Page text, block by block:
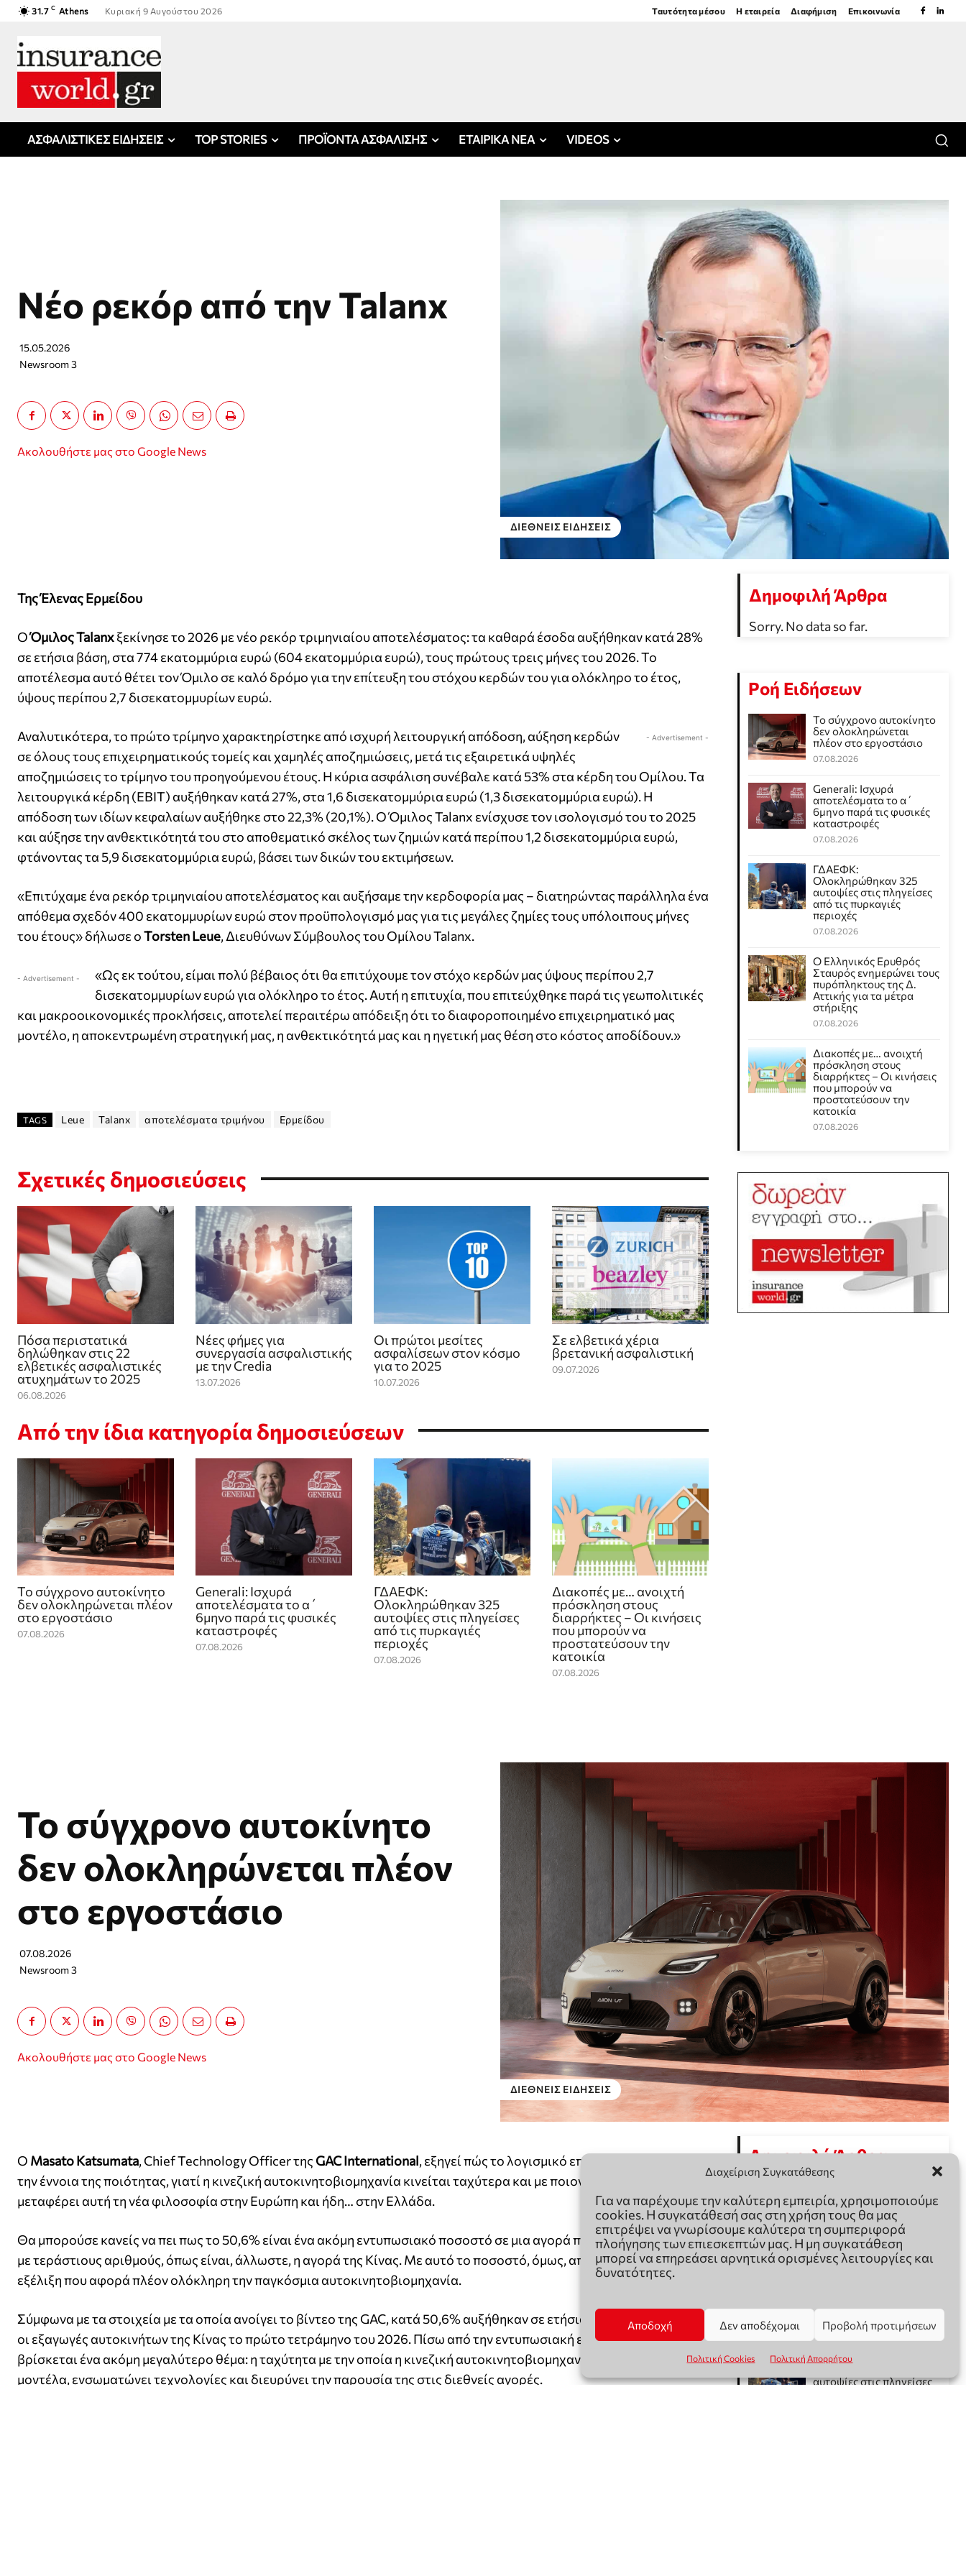
Διαχείριση Συγκατάθεσης
Για να παρέχουμε την καλύτερη εμπειρία, χρησιμοποιούμε
cookies. Η συγκατάθεσή σας στη χρήση τους θα μας
επιτρέψει να γνωρίσουμε καλύτερα τη συμπεριφορά
πλοήγησης των επιεσκεπτών μας. Η μη συγκατάθεση
μπορεί να επηρεάσει αρνητικά ορισμένες λειτουργίες και
δυνατότητες.
Αποδοχή Δεν αποδέχομαι Προβολή προτιμήσεων
Πολιτική Cookies Πολιτική Απορρήτου
31.7 C Athens Κυριακή 9 Αυγούστου 2026 Ταυτότητα μέσου Η εταιρεία Διαφήμιση Επικοινωνία
ΑΣΦΑΛΙΣΤΙΚΕΣ ΕΙΔΗΣΕΙΣ TOP STORIES ΠΡΟΪΟΝΤΑ ΑΣΦΑΛΙΣΗΣ ΕΤΑΙΡΙΚΑ ΝΕΑ VIDEOS
Νέο ρεκόρ από την Talanx
15.05.2026
Newsroom 3
Ακολουθήστε μας στο Google News
ΔΙΕΘΝΕΊΣ ΕΙΔΉΣΕΙΣ
Της Έλενας Ερμείδου
ΟΌμιλος Talanxξεκίνησε το 2026 με νέο ρεκόρ τριμηνιαίου αποτελέσματος: τα καθαρά έσοδα αυξήθηκαν κατά 28%
σε ετήσια βάση, στα 774 εκατομμύρια ευρώ (604 εκατομμύρια ευρώ), τους πρώτους τρεις μήνες του 2026. Το
αποτέλεσμα αυτό θέτει τον Όμιλο σε καλό δρόμο για την επίτευξη του στόχου κερδών του για ολόκληρο το έτος,
ύψους περίπου 2,7 δισεκατομμυρίων ευρώ.
- Advertisement -
Αναλυτικότερα, το πρώτο τρίμηνο χαρακτηρίστηκε από ισχυρή λειτουργική απόδοση, αύξηση κερδών
σε όλους τους επιχειρηματικούς τομείς και χαμηλές αποζημιώσεις, μετά τις εξαιρετικά υψηλές
αποζημιώσεις το τρίμηνο του προηγούμενου έτους. Η κύρια ασφάλιση συνέβαλε κατά 53% στα κέρδη του Ομίλου. Τα
λειτουργικά κέρδη (EBIT) αυξήθηκαν κατά 27%, στα 1,6 δισεκατομμύρια ευρώ (1,3 δισεκατομμύρια ευρώ). Η
απόδοση των ιδίων κεφαλαίων αυξήθηκε στο 22,3% (20,1%). Ο Όμιλος Talanx ενίσχυσε τον ισολογισμό του το 2025
και αύξησε την ανθεκτικότητά του στο αποθεματικό σκέλος των ζημιών κατά περίπου 1,2 δισεκατομμύρια ευρώ,
φτάνοντας τα 5,9 δισεκατομμύρια ευρώ, βάσει των δικών του εκτιμήσεων.
«Επιτύχαμε ένα ρεκόρ τριμηνιαίου αποτελέσματος και αυξήσαμε την κερδοφορία μας – διατηρώντας παράλληλα ένα
απόθεμα σχεδόν 400 εκατομμυρίων ευρώ στον προϋπολογισμό μας για τις μεγάλες ζημίες τους υπόλοιπους μήνες
του έτους» δήλωσε οTorsten Leue, Διευθύνων Σύμβουλος του Ομίλου Talanx.
- Advertisement -
«Ως εκ τούτου, είμαι πολύ βέβαιος ότι θα επιτύχουμε τον στόχο κερδών μας ύψους περίπου 2,7
δισεκατομμυρίων ευρώ για ολόκληρο το έτος. Αυτή η επιτυχία, που επιτεύχθηκε παρά τις γεωπολιτικές
και μακροοικονομικές προκλήσεις, αποτελεί περαιτέρω απόδειξη ότι το διαφοροποιημένο επιχειρηματικό μας
μοντέλο, η αποκεντρωμένη στρατηγική μας, η ανθεκτικότητά μας και η ηγετική μας θέση στο κόστος αποδίδουν.»
TAGS Leue Talanx αποτελέσματα τριμήνου Ερμείδου
Σχετικές δημοσιεύσεις
Πόσα περιστατικά
δηλώθηκαν στις 22
ελβετικές ασφαλιστικές
ατυχημάτων το 2025
06.08.2026
Νέες φήμες για
συνεργασία ασφαλιστικής
με την Credia
13.07.2026
Οι πρώτοι μεσίτες
ασφαλίσεων στον κόσμο
για το 2025
10.07.2026
Σε ελβετικά χέρια
βρετανική ασφαλιστική
09.07.2026
Από την ίδια κατηγορία δημοσιεύσεων
Το σύγχρονο αυτοκίνητο
δεν ολοκληρώνεται πλέον
στο εργοστάσιο
07.08.2026
Generali: Ισχυρά
αποτελέσματα το α΄
6μηνο παρά τις φυσικές
καταστροφές
07.08.2026
ΓΔΑΕΦΚ:
Ολοκληρώθηκαν 325
αυτοψίες στις πληγείσες
από τις πυρκαγιές
περιοχές
07.08.2026
Διακοπές με… ανοιχτή
πρόσκληση στους
διαρρήκτες – Οι κινήσεις
που μπορούν να
προστατεύσουν την
κατοικία
07.08.2026
Δημοφιλή Άρθρα
Sorry. No data so far.
Ροή Ειδήσεων
Το σύγχρονο αυτοκίνητο
δεν ολοκληρώνεται
πλέον στο εργοστάσιο
07.08.2026
Generali: Ισχυρά
αποτελέσματα το α΄
6μηνο παρά τις φυσικές
καταστροφές
07.08.2026
ΓΔΑΕΦΚ:
Ολοκληρώθηκαν 325
αυτοψίες στις πληγείσες
από τις πυρκαγιές
περιοχές
07.08.2026
Ο Ελληνικός Ερυθρός
Σταυρός ενημερώνει τους
πυρόπληκτους της Δ.
Αττικής για τα μέτρα
στήριξης
07.08.2026
Διακοπές με… ανοιχτή
πρόσκληση στους
διαρρήκτες – Οι κινήσεις
που μπορούν να
προστατεύσουν την
κατοικία
07.08.2026